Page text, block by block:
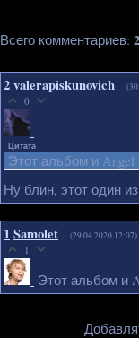
Всего комментариев: 2
2valerapiskunovich
0
Цитата
Этот альбом и
Ну блин, этот один
1Samolet (29.04.2020 12:07)
1
Этот альбом и